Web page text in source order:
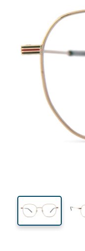
47 mm
Înălțime lentilă